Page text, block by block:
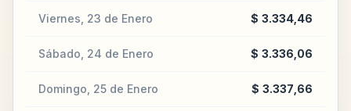
Viernes, 23 de Enero $ 3.334,46
Sábado, 24 de Enero $ 3.336,06
Domingo, 25 de Enero $ 3.337,66